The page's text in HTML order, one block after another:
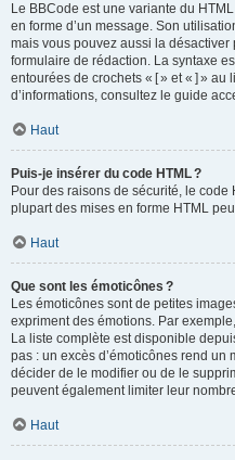
Le BBCode est une variante du
en forme d’un message. Son
mais vous pouvez aussi la
formulaire de rédaction. La syntaxe
entourées de crochets « [ » et « ] » au
d’informations, consultez le guide
Haut
Puis-je insérer du code HTML ?
Pour des raisons de sécurité, le code
plupart des mises en forme HTML
Haut
Que sont les émoticônes ?
Les émoticônes sont de petites
expriment des émotions. Par
La liste complète est disponible
pas : un excès d’émoticônes rend
décider de le modifier ou de le
peuvent également limiter leur
Haut